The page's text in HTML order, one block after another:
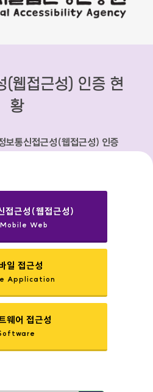
(웹접근성) 인증 현
황
보통신접근성(웹접근성) 인증
접근성(웹접근성)
Web
일 접근성
Application
웨어 접근성